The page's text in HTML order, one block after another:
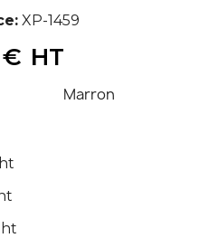
XP-1459
€ HT
Marron
ht